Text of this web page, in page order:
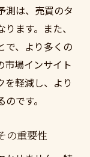
測は、売買のタ
ます。また、
で、より多くの
市場インサイト
を軽減し、より
です。
の重要性